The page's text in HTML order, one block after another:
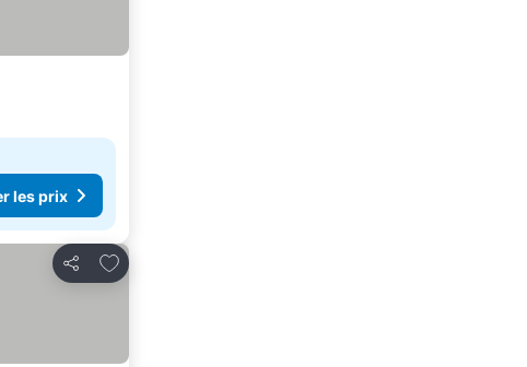
les prix
Partager
Ajouter à mes favoris